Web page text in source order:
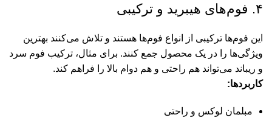
۴. فوم‌های هیبرید و ترکیبی
این فوم‌ها ترکیبی از انواع فوم‌ها هستند و تلاش می‌کنند بهترین
ویژگی‌ها را در یک محصول جمع کنند. برای مثال، ترکیب فوم سرد
و ریباند می‌تواند هم راحتی و هم دوام بالا را فراهم کند.
کاربردها:
مبلمان لوکس و راحتی